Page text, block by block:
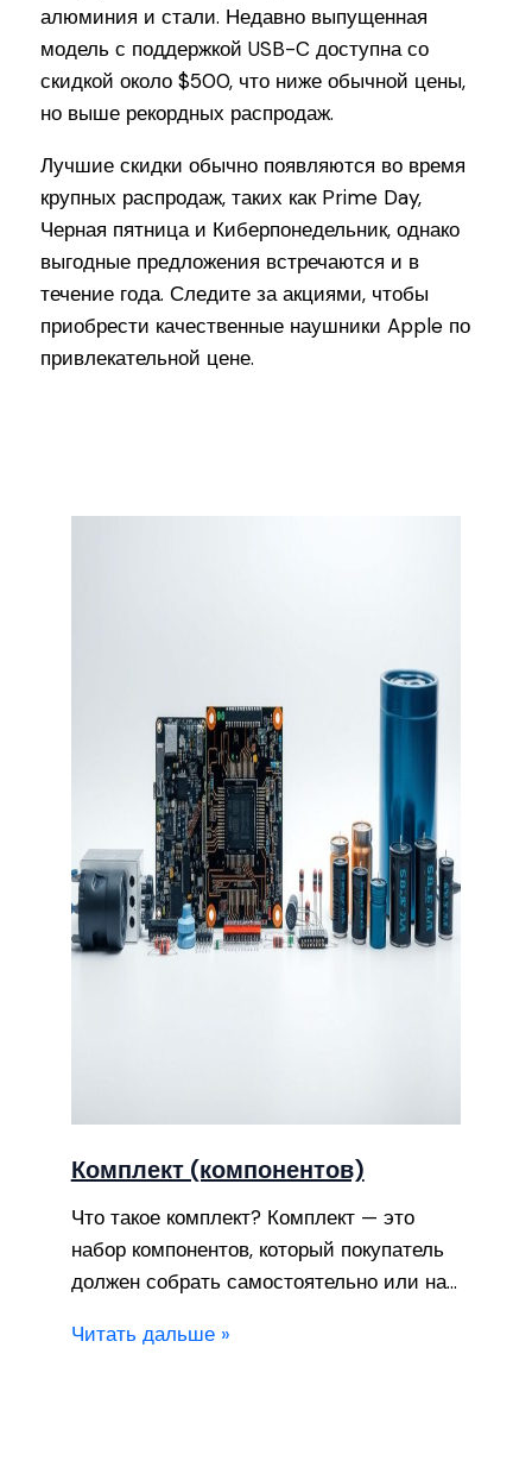
алюминия и стали. Недавно выпущенная
модель с поддержкой USB-C доступна со
скидкой около $500, что ниже обычной цены,
но выше рекордных распродаж.
Лучшие скидки обычно появляются во время
крупных распродаж, таких как Prime Day,
Черная пятница и Киберпонедельник, однако
выгодные предложения встречаются и в
течение года. Следите за акциями, чтобы
приобрести качественные наушники Apple по
привлекательной цене.
Комплект (компонентов)
Что такое комплект? Комплект — это
набор компонентов, который покупатель
должен собрать самостоятельно или на…
Читать дальше »